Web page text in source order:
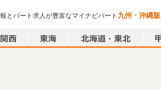
とパート求人が豊富なマイナビパート 九州・沖縄版